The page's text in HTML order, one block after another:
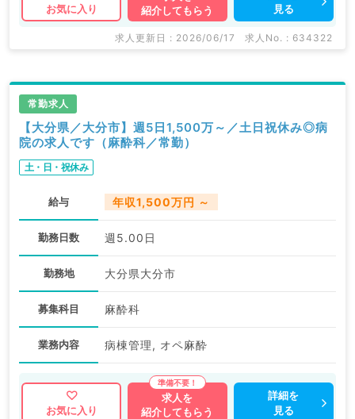
お気に入り
紹介してもらう
見る
求人更新日 : 2026/06/17 求人No. : 634322
常勤求人
【大分県／大分市】週5日1,500万～／土日祝休み◎病
院の求人です（麻酔科／常勤）
土・日・祝休み
給与 年収1,500万円 ～
勤務日数 週5.00日
勤務地 大分県大分市
募集科目 麻酔科
業務内容 病棟管理, オペ麻酔
お気に入り
求人を
紹介してもらう
詳細を
見る